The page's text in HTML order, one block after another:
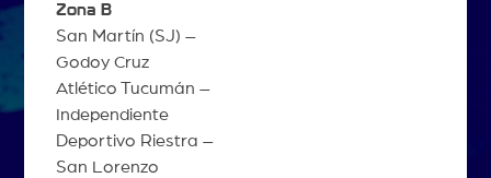
Zona B
San Martín (SJ) –
Godoy Cruz
Atlético Tucumán –
Independiente
Deportivo Riestra –
San Lorenzo